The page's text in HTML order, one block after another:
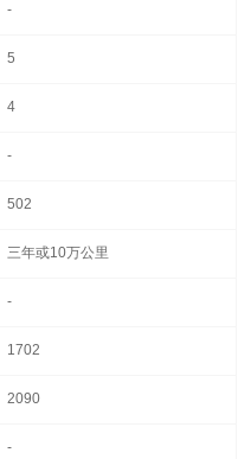
-
5
4
-
502
三年或10万公里
-
1702
2090
-